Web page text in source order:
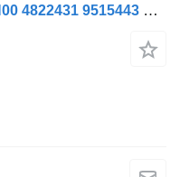
Knorr-Bremse HB1143 I82171N00 4822431 9515443 pneumatski ventil za Volvo B6, B7, B9, B10, B12 bus (1978-2011) autobusa